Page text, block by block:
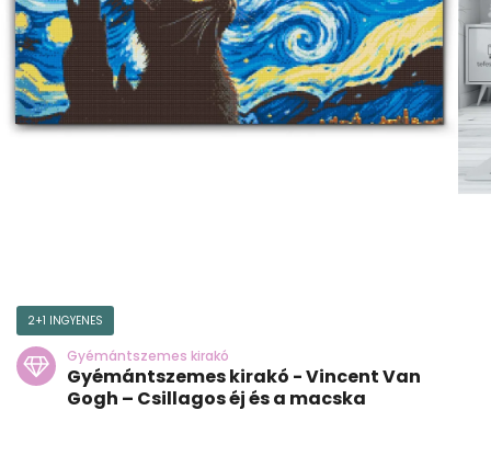
2+1 INGYENES
Gyémántszemes kirakó
Gyémántszemes kirakó - Vincent Van
Gogh – Csillagos éj és a macska